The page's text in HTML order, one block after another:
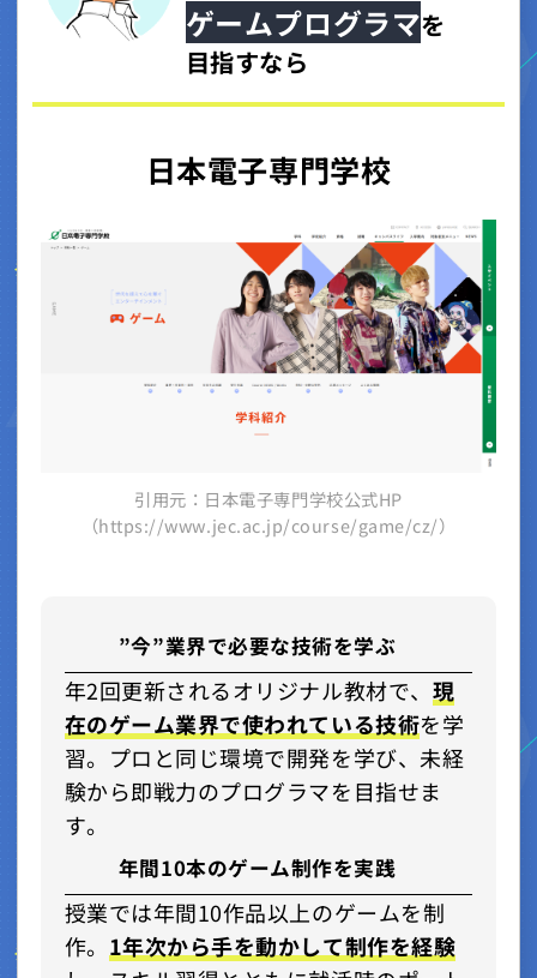
ゲームプログラマを
目指すなら
日本電子専門学校
引用元：日本電子専門学校公式HP
（https://www.jec.ac.jp/course/game/cz/）
”今”業界で必要な技術を学ぶ
年2回更新されるオリジナル教材で、 現
在のゲーム業界で使われている技術を学
習。プロと同じ環境で開発を学び、未経
験から即戦力のプログラマを目指せま
す。
年間10本のゲーム制作を実践
授業では年間10作品以上のゲームを制
作。 1年次から手を動かして制作を経験